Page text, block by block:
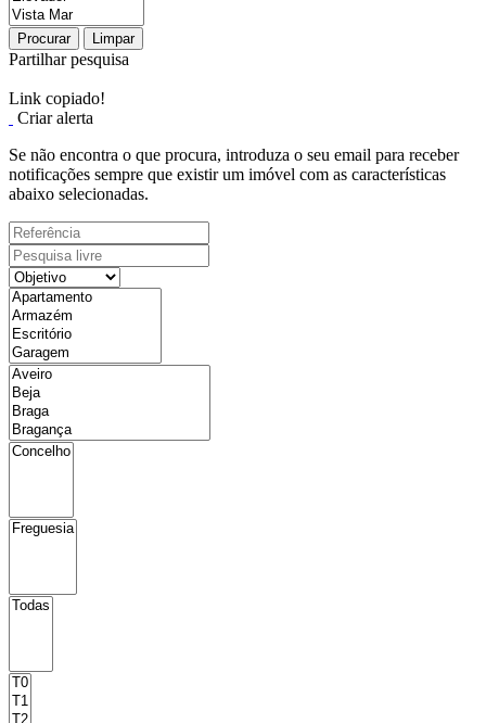
Procurar Limpar
Partilhar pesquisa
Link copiado!
Criar alerta
Se não encontra o que procura, introduza o seu email para receber
notificações sempre que existir um imóvel com as características
abaixo selecionadas.